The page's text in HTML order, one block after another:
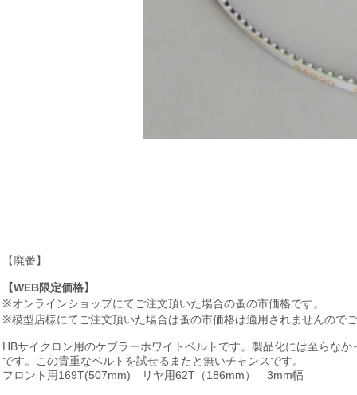
【廃番】
【WEB限定価格】
※オンラインショップにてご注文頂いた場合の蚤の市価格です。
※模型店様にてご注文頂いた場合は蚤の市価格は適用されませんので
HBサイクロン用のケブラーホワイトベルトです。製品化には至らな
です。この貴重なベルトを試せるまたと無いチャンスです。
フロント用169T(507mm) リヤ用62T（186mm） 3mm幅